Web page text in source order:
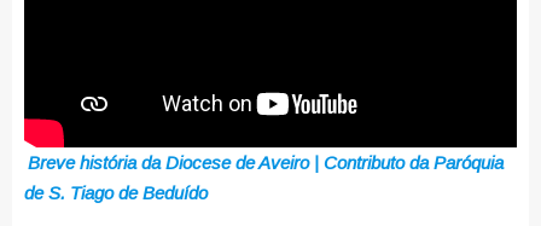
Breve história da Diocese de Aveiro | Contributo da Paróquia
de S. Tiago de Beduído